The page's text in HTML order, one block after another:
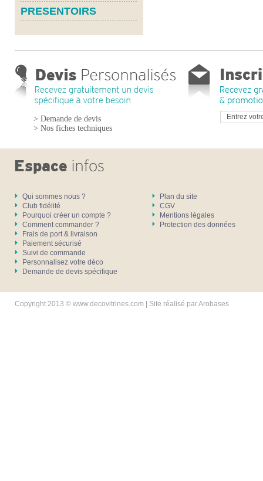
PRESENTOIRS
> Demande de devis
> Nos fiches techniques
Qui sommes nous ?
Club fidélité
Pourquoi créer un compte ?
Comment commander ?
Frais de port & livraison
Paiement sécurisé
Suivi de commande
Personnalisez votre déco
Demande de devis spécifique
Plan du site
CGV
Mentions légales
Protection des données
Copyright 2013 © www.decovitrines.com | Site réalisé parArobases